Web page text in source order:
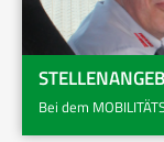
Bei dem